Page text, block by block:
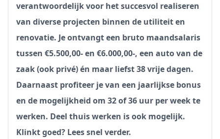
verantwoordelijk voor het succesvol realiseren
van diverse projecten binnen de utiliteit en
renovatie. Je ontvangt een bruto maandsalaris
tussen €5.500,00- en €6.000,00-, een auto van de
zaak (ook privé) én maar liefst 38 vrije dagen.
Daarnaast profiteer je van een jaarlijkse bonus
en de mogelijkheid om 32 of 36 uur per week te
werken. Deel thuis werken is ook mogelijk.
Klinkt goed? Lees snel verder.